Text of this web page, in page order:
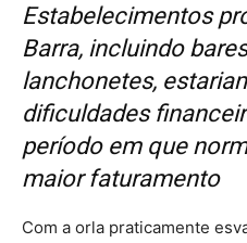
Estabelecimentos
Barra, incluindo
lanchonetes,
dificuldades
período em que
maior faturamento
Com a orla praticamente